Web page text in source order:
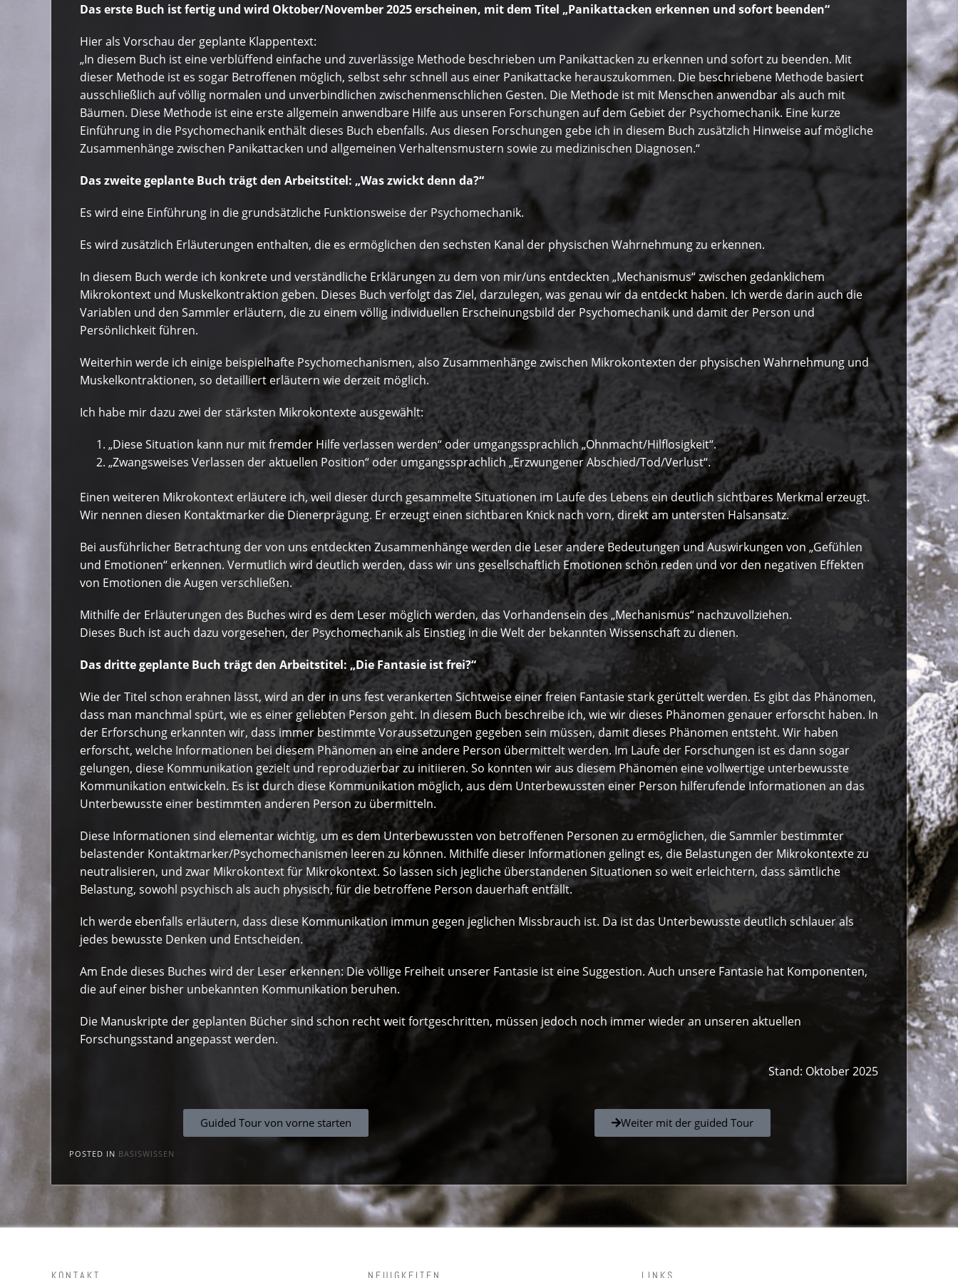
Das erste Buch ist fertig und wird Oktober/November 2025 erscheinen, mit dem Titel „Panikattacken erkennen und sofort beenden“
Hier als Vorschau der geplante Klappentext:
„In diesem Buch ist eine verblüffend einfache und zuverlässige Methode beschrieben um Panikattacken zu erkennen und sofort zu beenden. Mit
dieser Methode ist es sogar Betroffenen möglich, selbst sehr schnell aus einer Panikattacke herauszukommen. Die beschriebene Methode basiert
ausschließlich auf völlig normalen und unverbindlichen zwischenmenschlichen Gesten. Die Methode ist mit Menschen anwendbar als auch mit
Bäumen. Diese Methode ist eine erste allgemein anwendbare Hilfe aus unseren Forschungen auf dem Gebiet der Psychomechanik. Eine kurze
Einführung in die Psychomechanik enthält dieses Buch ebenfalls. Aus diesen Forschungen gebe ich in diesem Buch zusätzlich Hinweise auf mögliche
Zusammenhänge zwischen Panikattacken und allgemeinen Verhaltensmustern sowie zu medizinischen Diagnosen.“
Das zweite geplante Buch trägt den Arbeitstitel: „Was zwickt denn da?“
Es wird eine Einführung in die grundsätzliche Funktionsweise der Psychomechanik.
Es wird zusätzlich Erläuterungen enthalten, die es ermöglichen den sechsten Kanal der physischen Wahrnehmung zu erkennen.
In diesem Buch werde ich konkrete und verständliche Erklärungen zu dem von mir/uns entdeckten „Mechanismus“ zwischen gedanklichem
Mikrokontext und Muskelkontraktion geben. Dieses Buch verfolgt das Ziel, darzulegen, was genau wir da entdeckt haben. Ich werde darin auch die
Variablen und den Sammler erläutern, die zu einem völlig individuellen Erscheinungsbild der Psychomechanik und damit der Person und
Persönlichkeit führen.
Weiterhin werde ich einige beispielhafte Psychomechanismen, also Zusammenhänge zwischen Mikrokontexten der physischen Wahrnehmung und
Muskelkontraktionen, so detailliert erläutern wie derzeit möglich.
Ich habe mir dazu zwei der stärksten Mikrokontexte ausgewählt:
„Diese Situation kann nur mit fremder Hilfe verlassen werden“ oder umgangssprachlich „Ohnmacht/Hilflosigkeit“.
„Zwangsweises Verlassen der aktuellen Position“ oder umgangssprachlich „Erzwungener Abschied/Tod/Verlust“.
Einen weiteren Mikrokontext erläutere ich, weil dieser durch gesammelte Situationen im Laufe des Lebens ein deutlich sichtbares Merkmal erzeugt.
Wir nennen diesen Kontaktmarker die Dienerprägung. Er erzeugt einen sichtbaren Knick nach vorn, direkt am untersten Halsansatz.
Bei ausführlicher Betrachtung der von uns entdeckten Zusammenhänge werden die Leser andere Bedeutungen und Auswirkungen von „Gefühlen
und Emotionen“ erkennen. Vermutlich wird deutlich werden, dass wir uns gesellschaftlich Emotionen schön reden und vor den negativen Effekten
von Emotionen die Augen verschließen.
Mithilfe der Erläuterungen des Buches wird es dem Leser möglich werden, das Vorhandensein des „Mechanismus“ nachzuvollziehen.
Dieses Buch ist auch dazu vorgesehen, der Psychomechanik als Einstieg in die Welt der bekannten Wissenschaft zu dienen.
Das dritte geplante Buch trägt den Arbeitstitel: „Die Fantasie ist frei?“
Wie der Titel schon erahnen lässt, wird an der in uns fest verankerten Sichtweise einer freien Fantasie stark gerüttelt werden. Es gibt das Phänomen,
dass man manchmal spürt, wie es einer geliebten Person geht. In diesem Buch beschreibe ich, wie wir dieses Phänomen genauer erforscht haben. In
der Erforschung erkannten wir, dass immer bestimmte Voraussetzungen gegeben sein müssen, damit dieses Phänomen entsteht. Wir haben
erforscht, welche Informationen bei diesem Phänomen an eine andere Person übermittelt werden. Im Laufe der Forschungen ist es dann sogar
gelungen, diese Kommunikation gezielt und reproduzierbar zu initiieren. So konnten wir aus diesem Phänomen eine vollwertige unterbewusste
Kommunikation entwickeln. Es ist durch diese Kommunikation möglich, aus dem Unterbewussten einer Person hilferufende Informationen an das
Unterbewusste einer bestimmten anderen Person zu übermitteln.
Diese Informationen sind elementar wichtig, um es dem Unterbewussten von betroffenen Personen zu ermöglichen, die Sammler bestimmter
belastender Kontaktmarker/Psychomechanismen leeren zu können. Mithilfe dieser Informationen gelingt es, die Belastungen der Mikrokontexte zu
neutralisieren, und zwar Mikrokontext für Mikrokontext. So lassen sich jegliche überstandenen Situationen so weit erleichtern, dass sämtliche
Belastung, sowohl psychisch als auch physisch, für die betroffene Person dauerhaft entfällt.
Ich werde ebenfalls erläutern, dass diese Kommunikation immun gegen jeglichen Missbrauch ist. Da ist das Unterbewusste deutlich schlauer als
jedes bewusste Denken und Entscheiden.
Am Ende dieses Buches wird der Leser erkennen: Die völlige Freiheit unserer Fantasie ist eine Suggestion. Auch unsere Fantasie hat Komponenten,
die auf einer bisher unbekannten Kommunikation beruhen.
Die Manuskripte der geplanten Bücher sind schon recht weit fortgeschritten, müssen jedoch noch immer wieder an unseren aktuellen
Forschungsstand angepasst werden.
Stand: Oktober 2025
Guided Tour von vorne starten Weiter mit der guided Tour
POSTED IN BASISWISSEN
KONTAKT NEUIGKEITEN LINKS